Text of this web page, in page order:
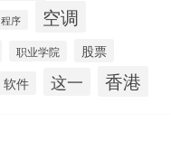
程序 空调
职业学院 股票
软件 这一 香港